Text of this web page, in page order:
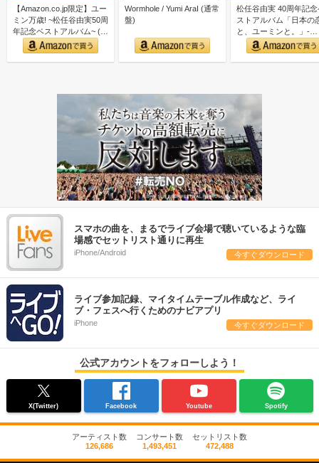
【Amazon.co.jp限定】ユー
ミン万歳! ~松任谷由実50周
年記念ベストアルバム~ (初
回限…
Wormhole / Yumi AraI (通常
盤)
松任谷由実 40周年記念
ストアルバム「日本の
と、ユーミンと。」-
GOLD DISC Editi…
スマホの曲を、まるでライブ会場で聴いているような臨
場感でセットリスト通りに再生
iPhone/Android 今すぐダウンロード
ライブ参加記録、マイタイムテーブル作成など、ライ
ブ・フェスへ行くためのナビアプリ
iPhone 今すぐダウンロード
公式アカウントをフォローしよう！
X(Twitter) Facebook Youtube Spotify
アーティスト数
126,686
コンサート数
1,493,451
セットリスト数
472,488